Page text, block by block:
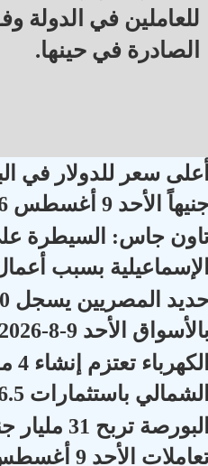
للعاملين في الدولة
الصادرة في حينها.
الأحد 9 أغسطس 2026
جاس: السيطرة
بسبب
الأحد 9-8-2026
باستثمارات 6.5 مليار جنيه
البورصة
الأحد 9 أغسطس 2026